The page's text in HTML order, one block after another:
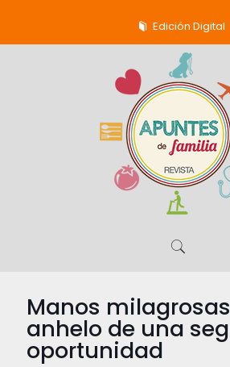
Edición Digital
Manos
anhelo de una
oportunidad